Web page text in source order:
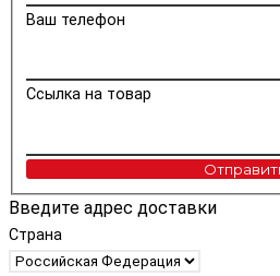
Ваш телефон
Ссылка на товар
Введите адрес доставки
Страна